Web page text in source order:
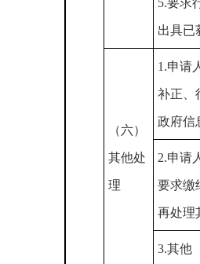
出具已
（六）
其他处
理
1.申请
补正、
政府信
2.申请
要求缴
再处理
3.其他